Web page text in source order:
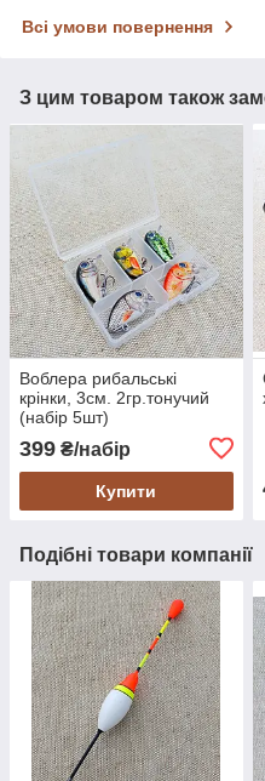
Всі умови повернення
З цим товаром також
Воблера рибальські
крінки, 3см. 2гр.тонучий
(набір 5шт)
399 ₴/набір
Купити
Подібні товари компанії